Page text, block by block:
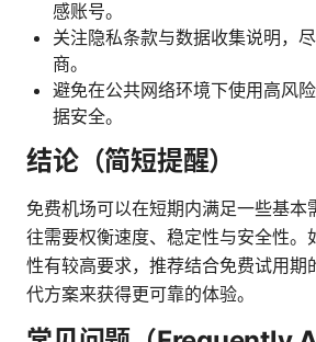
感账号。
关注隐私条款与数据收集说明，
商。
避免在公共网络环境下使用高风
据安全。
结论（简短提醒）
免费机场可以在短期内满足一些基本
往需要权衡速度、稳定性与安全性。
性有较高要求，推荐结合免费试用期
代方案来获得更可靠的体验。